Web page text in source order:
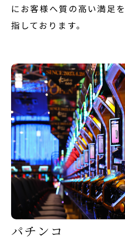
にお客様へ質の高い満足
指しております。
パチ ン コ